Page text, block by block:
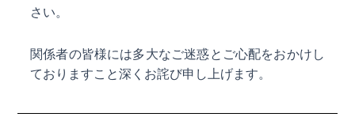
さい。
関係者の皆様には多大なご迷惑とご心配をおかけし
ておりますこと深くお詫び申し上げます。